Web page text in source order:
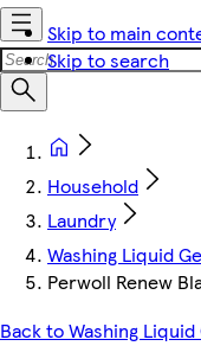
Skip to main
Skip to search
Household
Laundry
Washing Liquid
Perwoll Renew
Back to Washing Liquid